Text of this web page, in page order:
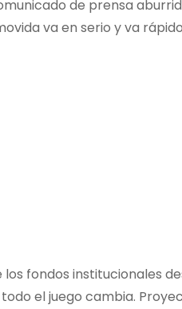
de prensa
va en serio y va
fondos institucionales
el juego cambia.